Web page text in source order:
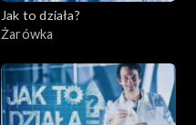
Jak to działa?
Żarówka